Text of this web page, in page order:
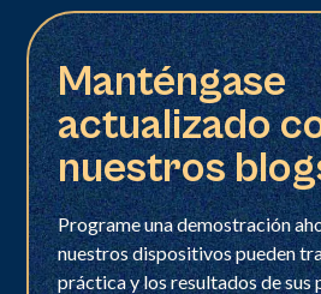
Manténgase
actualizado
nuestros
Programe una demostración
nuestros dispositivos pueden
práctica y los resultados de sus